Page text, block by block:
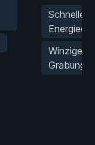
Schnelle
Winziger